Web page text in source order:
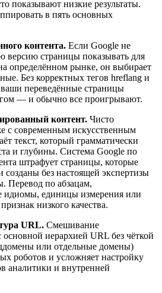
показывают низкие результаты.
в пять основных
контента. Если Google не
версию страницы показывать для
определённом рынке, он выбирает
Без корректных тегов hreflang и
переведённые страницы
— и обычно все проигрывают.
контент. Чисто
с современным искусственным
текст, который грамматически
и глубины. Система Google по
штрафует страницы, которые
созданы без настоящей экспертизы
Перевод по абзацам,
единицы измерения или
низкого качества.
URL. Смешивание
иерархией URL без чёткой
или отдельные домены)
роботов и усложняет настройку
аналитики и внутренней